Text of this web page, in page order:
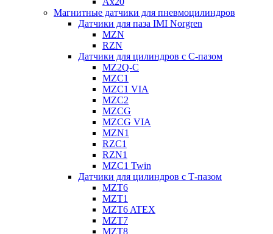
Магнитные датчики для пневмоцилиндров
Датчики для паза IMI Norgren
MZN
RZN
Датчики для цилиндров с С-пазом
MZ2Q-C
MZC1
MZC1 VIA
MZC2
MZCG
MZCG VIA
MZN1
RZC1
RZN1
MZC1 Twin
Датчики для цилиндров с Т-пазом
MZT6
MZT1
MZT6 ATEX
MZT7
MZT8